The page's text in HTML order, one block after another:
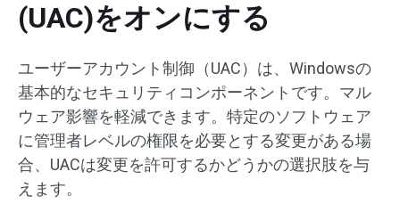
(UAC)をオンにする
ユーザーアカウント制御（UAC）は、Windowsの
基本的なセキュリティコンポーネントです。マル
ウェア影響を軽減できます。特定のソフトウェア
に管理者レベルの権限を必要とする変更がある場
合、UACは変更を許可するかどうかの選択肢を与
えます。